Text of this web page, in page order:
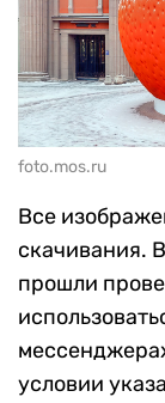
foto.mos.ru
Все
скачивания.
прошли
условии